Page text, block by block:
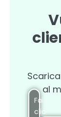
al
Fai
clic